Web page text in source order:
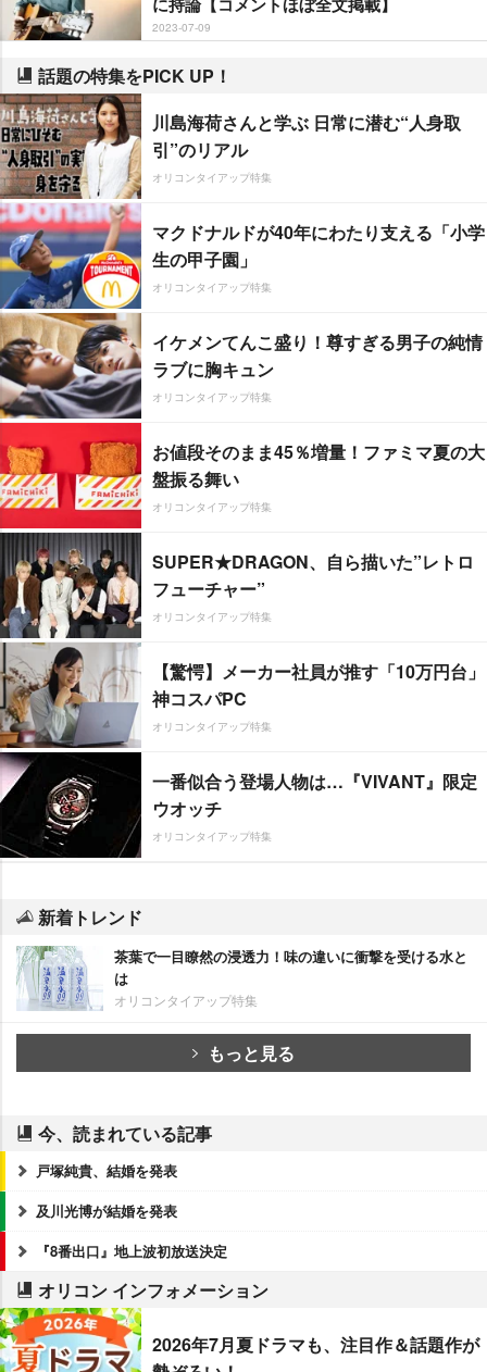
2023-07-09
話題の特集をPICK UP！
川島海荷さんと学ぶ 日常に潜む“人身取
引”のリアル
オリコンタイアップ特集
マクドナルドが40年にわたり支える「小学
生の甲子園」
オリコンタイアップ特集
イケメンてんこ盛り！尊すぎる男子の純情
ラブに胸キュン
オリコンタイアップ特集
お値段そのまま45％増量！ファミマ夏の大
盤振る舞い
オリコンタイアップ特集
SUPER★DRAGON、自ら描いた”レトロ
フューチャー”
オリコンタイアップ特集
【驚愕】メーカー社員が推す「10万円台」
神コスパPC
オリコンタイアップ特集
一番似合う登場人物は…『VIVANT』限定
ウオッチ
オリコンタイアップ特集
新着トレンド
茶葉で一目瞭然の浸透力！味の違いに衝撃を受ける水と
は
オリコンタイアップ特集
もっと見る
今、読まれている記事
戸塚純貴、結婚を発表
及川光博が結婚を発表
『8番出口』地上波初放送決定
オリコン インフォメーション
2026年7月夏ドラマも、注目作＆話題作が